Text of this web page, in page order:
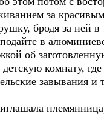
за
бродя за ней
в
об
комнату,
завывания и